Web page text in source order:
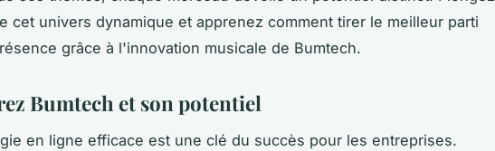
cet univers dynamique et apprenez comment tirer le meilleur parti
grâce à l'innovation musicale de Bumtech.
Bumtech et son potentiel
en ligne efficace est une clé du succès pour les entreprises.